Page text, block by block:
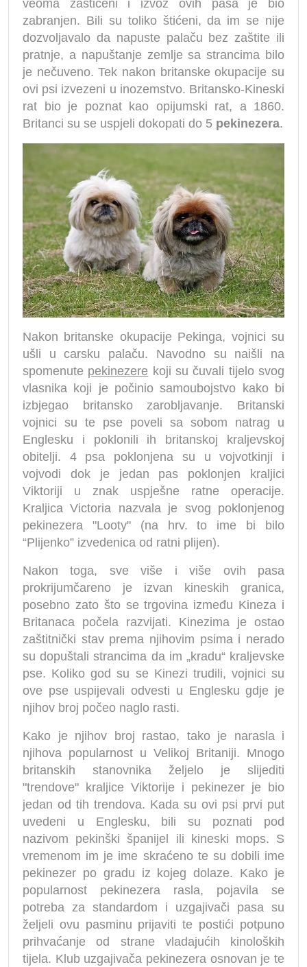
veoma zaštićeni i izvoz ovih pasa je bio
zabranjen. Bili su toliko štićeni, da im se nije
dozvoljavalo da napuste palaču bez zaštite ili
pratnje, a napuštanje zemlje sa strancima bilo
je nečuveno. Tek nakon britanske okupacije su
ovi psi izvezeni u inozemstvo. Britansko-Kineski
rat bio je poznat kao opijumski rat, a 1860.
Britanci su se uspjeli dokopati do 5 pekinezera.
Nakon britanske okupacije Pekinga, vojnici su
ušli u carsku palaču. Navodno su naišli na
spomenute pekinezere koji su čuvali tijelo svog
vlasnika koji je počinio samoubojstvo kako bi
izbjegao britansko zarobljavanje. Britanski
vojnici su te pse poveli sa sobom natrag u
Englesku i poklonili ih britanskoj kraljevskoj
obitelji. 4 psa poklonjena su u vojvotkinji i
vojvodi dok je jedan pas poklonjen kraljici
Viktoriji u znak uspješne ratne operacije.
Kraljica Victoria nazvala je svog poklonjenog
pekinezera "Looty" (na hrv. to ime bi bilo
“Plijenko” izvedenica od ratni plijen).
Nakon toga, sve više i više ovih pasa
prokrijumčareno je izvan kineskih granica,
posebno zato što se trgovina između Kineza i
Britanaca počela razvijati. Kinezima je ostao
zaštitnički stav prema njihovim psima i nerado
su dopuštali strancima da im „kradu“ kraljevske
pse. Koliko god su se Kinezi trudili, vojnici su
ove pse uspijevali odvesti u Englesku gdje je
njihov broj počeo naglo rasti.
Kako je njihov broj rastao, tako je narasla i
njihova popularnost u Velikoj Britaniji. Mnogo
britanskih stanovnika željelo je slijediti
"trendove" kraljice Viktorije i pekinezer je bio
jedan od tih trendova. Kada su ovi psi prvi put
uvedeni u Englesku, bili su poznati pod
nazivom pekinški španijel ili kineski mops. S
vremenom im je ime skraćeno te su dobili ime
pekinezer po gradu iz kojeg dolaze. Kako je
popularnost pekinezera rasla, pojavila se
potreba za standardom i uzgajivači pasa su
željeli ovu pasminu prijaviti te postići potpuno
prihvaćanje od strane vladajućih kinoloških
tijela. Klub uzgajivača pekinezera osnovan je te